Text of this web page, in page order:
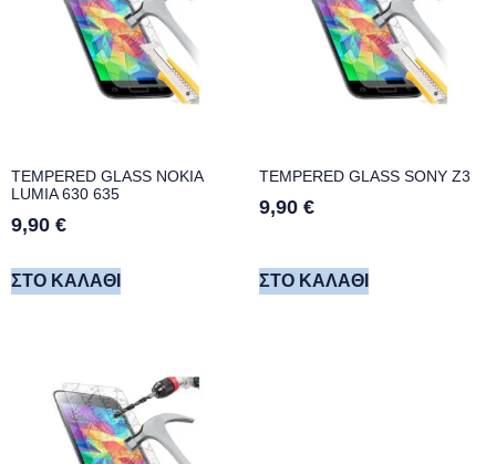
TEMPERED GLASS NOKIA
LUMIA 630 635
9,90 €
ΣΤΟ ΚΑΛΆΘΙ
TEMPERED GLASS SONY Z3
9,90 €
ΣΤΟ ΚΑΛΆΘΙ